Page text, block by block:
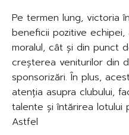
Pe termen lung, victoria
beneficii pozitive
moralul, cât și din punct
creșterea veniturilor din
sponsorizări. În plus,
atenția asupra clubului,
talente și întărirea lotului
Astfel